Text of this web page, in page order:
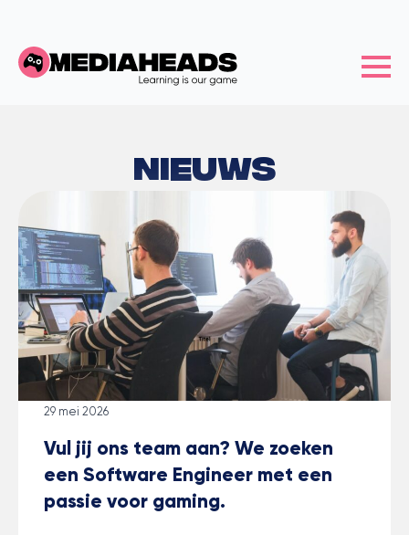
Nieuws
Vul jij ons team aan? We zoeken
een Software Engineer met een
passie voor gaming.
29 mei 2026